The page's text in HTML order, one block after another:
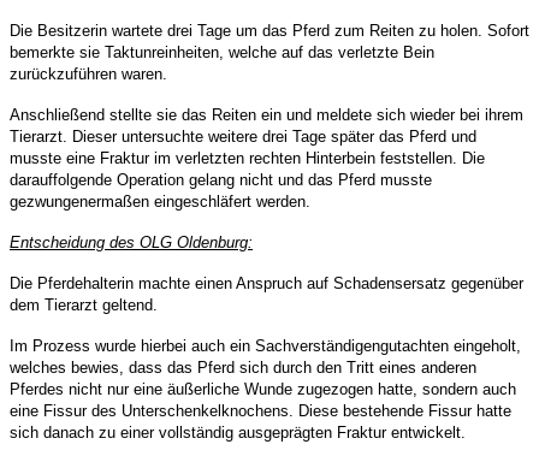
Die Besitzerin wartete drei Tage um das Pferd zum Reiten zu holen. Sofort
bemerkte sie Taktunreinheiten, welche auf das verletzte Bein
zurückzuführen waren.
Anschließend stellte sie das Reiten ein und meldete sich wieder bei ihrem
Tierarzt. Dieser untersuchte weitere drei Tage später das Pferd und
musste eine Fraktur im verletzten rechten Hinterbein feststellen. Die
darauffolgende Operation gelang nicht und das Pferd musste
gezwungenermaßen eingeschläfert werden.
Entscheidung des OLG Oldenburg:
Die Pferdehalterin machte einen Anspruch auf Schadensersatz gegenüber
dem Tierarzt geltend.
Im Prozess wurde hierbei auch ein Sachverständigengutachten eingeholt,
welches bewies, dass das Pferd sich durch den Tritt eines anderen
Pferdes nicht nur eine äußerliche Wunde zugezogen hatte, sondern auch
eine Fissur des Unterschenkelknochens. Diese bestehende Fissur hatte
sich danach zu einer vollständig ausgeprägten Fraktur entwickelt.